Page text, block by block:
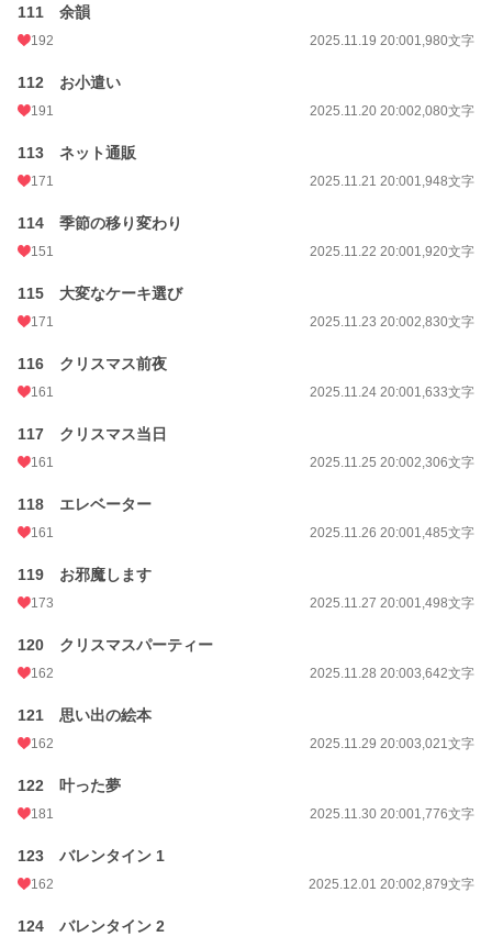
111 余韻
192 2025.11.19 20:001,980文字
112 お小遣い
191 2025.11.20 20:002,080文字
113 ネット通販
171 2025.11.21 20:001,948文字
114 季節の移り変わり
151 2025.11.22 20:001,920文字
115 大変なケーキ選び
171 2025.11.23 20:002,830文字
116 クリスマス前夜
161 2025.11.24 20:001,633文字
117 クリスマス当日
161 2025.11.25 20:002,306文字
118 エレベーター
161 2025.11.26 20:001,485文字
119 お邪魔します
173 2025.11.27 20:001,498文字
120 クリスマスパーティー
162 2025.11.28 20:003,642文字
121 思い出の絵本
162 2025.11.29 20:003,021文字
122 叶った夢
181 2025.11.30 20:001,776文字
123 バレンタイン 1
162 2025.12.01 20:002,879文字
124 バレンタイン 2